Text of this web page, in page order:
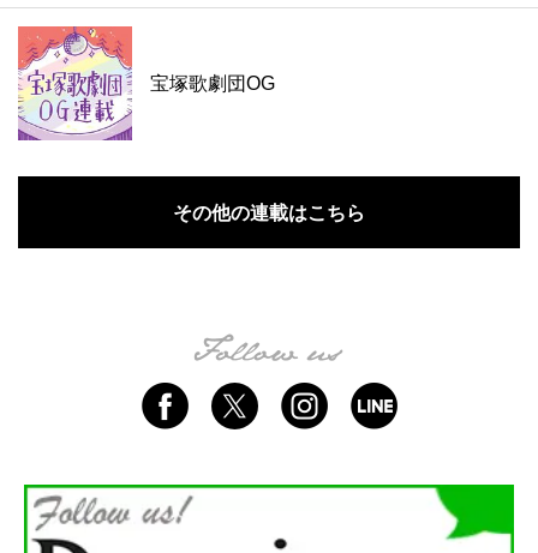
宝塚歌劇団OG
その他の連載はこちら